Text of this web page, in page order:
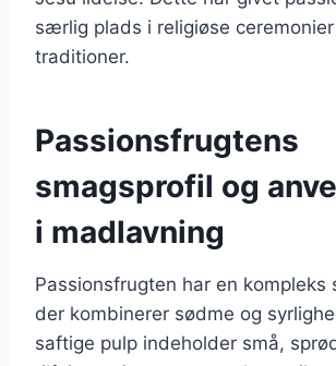
særlig plads i religiøse
traditioner.
Passionsfrugtens
smagsprofil og
i madlavning
Passionsfrugten har en kompleks
der kombinerer sødme og
saftige pulp indeholder små,